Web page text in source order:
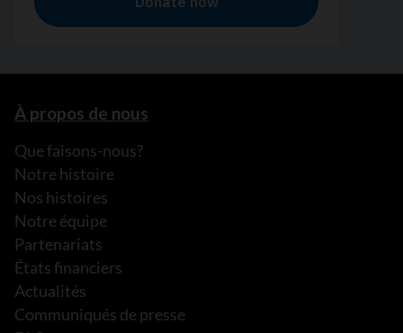
À propos de nous
Que faisons-nous?
Notre histoire
Nos histoires
Notre équipe
Partenariats
États financiers
Actualités
Communiqués de presse